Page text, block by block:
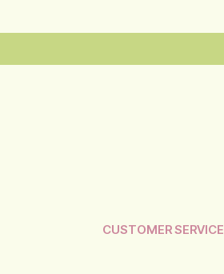
CUSTOMER SERVICE